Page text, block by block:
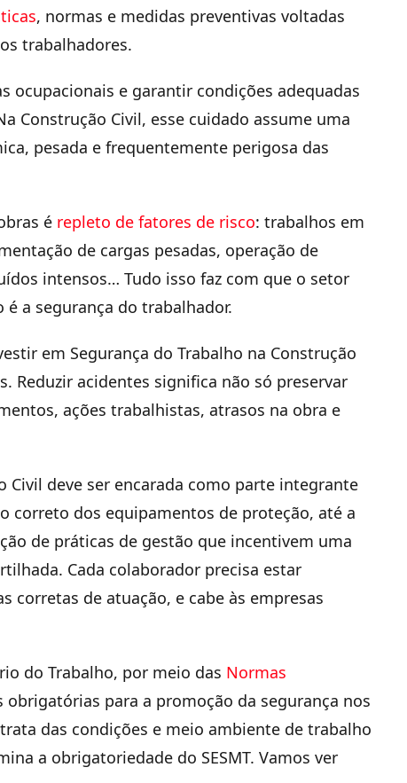
, normas e medidas preventivas voltadas
trabalhadores.
ocupacionais e garantir condições adequadas
Construção Civil, esse cuidado assume uma
pesada e frequentemente perigosa das
é repleto de fatores de risco: trabalhos em
de cargas pesadas, operação de
intensos… Tudo isso faz com que o setor
a segurança do trabalhador.
em Segurança do Trabalho na Construção
Reduzir acidentes significa não só preservar
ações trabalhistas, atrasos na obra e
Civil deve ser encarada como parte integrante
correto dos equipamentos de proteção, até a
de práticas de gestão que incentivem uma
Cada colaborador precisa estar
corretas de atuação, e cabe às empresas
do Trabalho, por meio das Normas
obrigatórias para a promoção da segurança nos
das condições e meio ambiente de trabalho
a obrigatoriedade do SESMT. Vamos ver